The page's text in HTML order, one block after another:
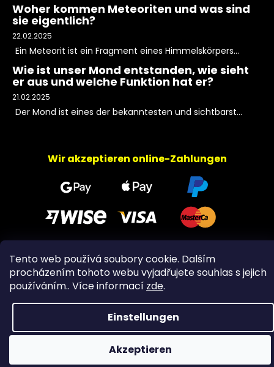
Tento web používá soubory cookie. Dalším
procházením tohoto webu vyjadřujete souhlas s jejich
používáním.. Více informací zde.
Einstellungen
Akzeptieren
Woher kommen Meteoriten und was sind
sie eigentlich?
22.02.2025
Ein Meteorit ist ein Fragment eines Himmelskörpers...
Wie ist unser Mond entstanden, wie sieht
er aus und welche Funktion hat er?
21.02.2025
Der Mond ist eines der bekanntesten und sichtbarst...
Wir akzeptieren online-Zahlungen
Copyright 2026PeltramMinerals. Alle Rechte
vorbehalten.